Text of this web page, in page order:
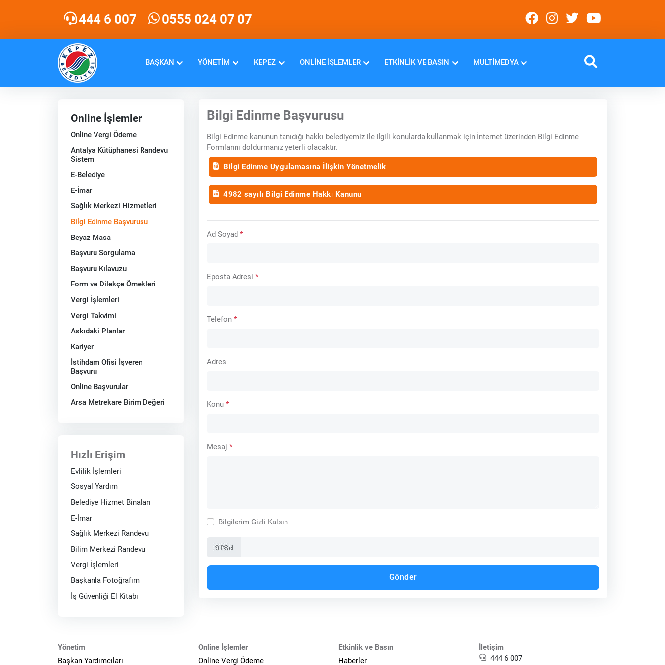
444 6 007 0555 024 07 07
BAŞKAN YÖNETIM KEPEZ ONLINE İŞLEMLER ETKINLIK VE BASIN MULTIMEDYA
Online İşlemler
Online Vergi Ödeme
Antalya Kütüphanesi Randevu
Sistemi
E-Belediye
E-İmar
Sağlık Merkezi Hizmetleri
Bilgi Edinme Başvurusu
Beyaz Masa
Başvuru Sorgulama
Başvuru Kılavuzu
Form ve Dilekçe Örnekleri
Vergi İşlemleri
Vergi Takvimi
Askıdaki Planlar
Kariyer
İstihdam Ofisi İşveren
Başvuru
Online Başvurular
Arsa Metrekare Birim Değeri
Hızlı Erişim
Evlilik İşlemleri
Sosyal Yardım
Belediye Hizmet Binaları
E-İmar
Sağlık Merkezi Randevu
Bilim Merkezi Randevu
Vergi İşlemleri
Başkanla Fotoğrafım
İş Güvenliği El Kitabı
Bilgi Edinme Başvurusu
Bilgi Edinme kanunun tanıdığı hakkı belediyemiz ile ilgili konularda kullanmak için İnternet üzerinden Bilgi Edinme
Formlarını doldurmanız yeterli olacaktır.
Bilgi Edinme Uygulamasına İlişkin Yönetmelik
4982 sayılı Bilgi Edinme Hakkı Kanunu
Ad Soyad *
Eposta Adresi *
Telefon *
Adres
Konu *
Mesaj *
Bilgilerim Gizli Kalsın
Gönder
Yönetim
Başkan Yardımcıları
Online İşlemler
Online Vergi Ödeme
Etkinlik ve Basın
Haberler
İletişim
444 6 007